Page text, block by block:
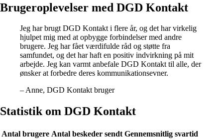
Brugeroplevelser med DGD Kontakt
Jeg har brugt DGD Kontakt i flere år, og det har virkelig
hjulpet mig med at opbygge forbindelser med andre
brugere. Jeg har fået værdifulde råd og støtte fra
samfundet, og det har haft en positiv indvirkning på mit
arbejde. Jeg kan varmt anbefale DGD Kontakt til alle, der
ønsker at forbedre deres kommunikationsevner.
– Anne, DGD Kontakt bruger
Statistik om DGD Kontakt
Antal brugere Antal beskeder sendt Gennemsnitlig svartid